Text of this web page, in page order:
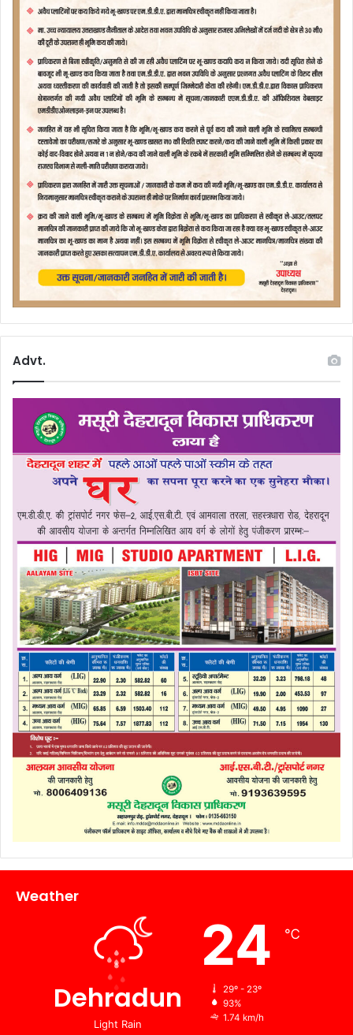
Advt.
Weather
Dehradun
Light Rain
24 ℃
29º - 23º
93%
1.74 km/h